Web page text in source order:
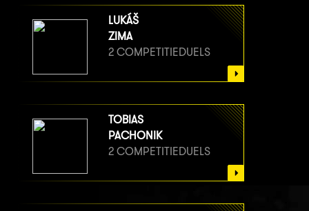
LUKÁŠ
ZIMA
2 COMPETITIEDUELS
TOBIAS
PACHONIK
2 COMPETITIEDUELS